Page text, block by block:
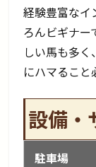
経験豊富なイ
ろんビギナー
しい馬も多
にハマること
設備・
駐車場